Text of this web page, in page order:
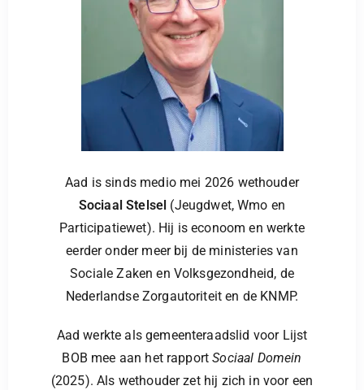
Aad is sinds medio mei 2026 wethouder
Sociaal Stelsel (Jeugdwet, Wmo en
Participatiewet). Hij is econoom en werkte
eerder onder meer bij de ministeries van
Sociale Zaken en Volksgezondheid, de
Nederlandse Zorgautoriteit en de KNMP.
Aad werkte als gemeenteraadslid voor Lijst
BOB mee aan het rapportSociaal Domein
(2025). Als wethouder zet hij zich in voor een